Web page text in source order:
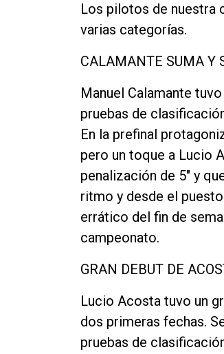
Los pilotos de nuestra
varias categorías.
CALAMANTE SUMA Y
Manuel Calamante
pruebas de
En la prefinal
pero un toque a Lucio
penalización de 5" y
ritmo y desde el
errático del fin de
campeonato.
GRAN DEBUT DE
Lucio Acosta tuvo un
dos primeras fechas.
pruebas de